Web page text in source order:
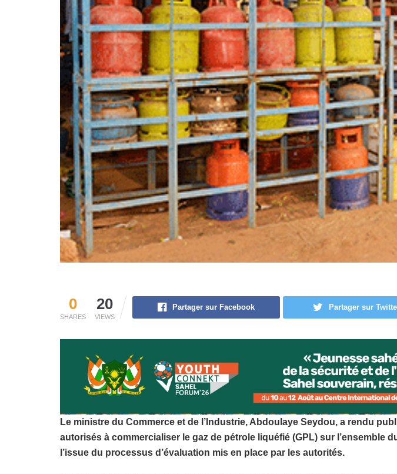
0
SHARES
20
VIEWS
Partager sur Facebook Partager sur
Le ministre du Commerce et de l’Industrie, Abdoulaye Seydou, a rendu
autorisés à commercialiser le gaz de pétrole liquéfié (GPL) sur
l’issue du processus d’évaluation mis en place par les autorités.